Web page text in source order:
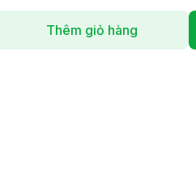
Thêm giỏ hàng